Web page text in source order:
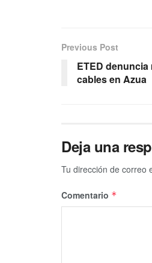
Previous Post
ETED
cables en Azua
Deja una
Tu dirección de correo
Comentario *